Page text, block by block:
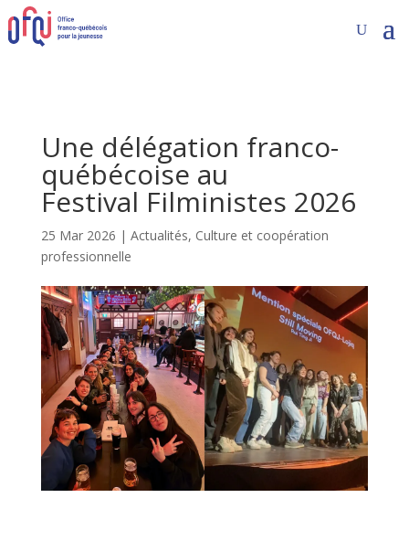
Une délégation franco-
québécoise au
Festival Filministes 2026
25 Mar 2026 | Actualités, Culture et coopération
professionnelle